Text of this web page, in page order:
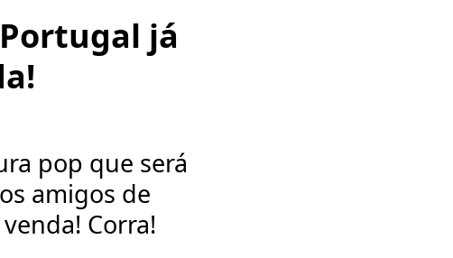
já
pop que será
amigos de
Corra!